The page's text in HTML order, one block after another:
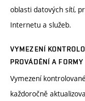
oblasti datových sítí,
Internetu a služeb.
VYMEZENÍ
PROVÁDĚNÍ A
Vymezení
každoročně